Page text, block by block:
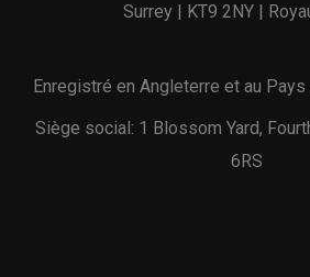
Surrey | KT9 2NY |
Enregistré en Angleterre et au
Siège social: 1 Blossom Yard,
6RS